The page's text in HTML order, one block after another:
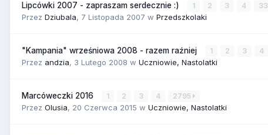
Lipcówki 2007 - zapraszam serdecznie :) 1 2 3 4
Przez Dziubala, 7 Listopada 2007 w Przedszkolaki
"Kampania" wrześniowa 2008 - razem raźniej 1 2 3 4
Przez andzia, 3 Lutego 2008 w Uczniowie, Nastolatki
Marcóweczki 2016 1 2 3 4 2795
Przez Olusia, 20 Czerwca 2015 w Uczniowie, Nastolatki